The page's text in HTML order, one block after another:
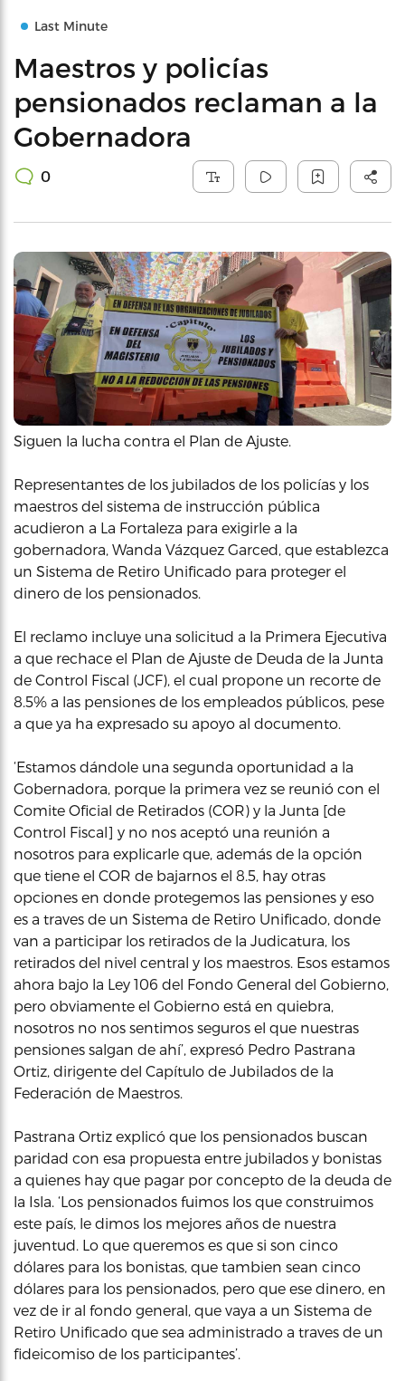
Last Minute
Maestros y policías
pensionados reclaman a la
Gobernadora
0
Siguen la lucha contra el Plan de Ajuste.
Representantes de los jubilados de los policías y los
maestros del sistema de instrucción pública
acudieron a La Fortaleza para exigirle a la
gobernadora, Wanda Vázquez Garced, que establezca
un Sistema de Retiro Unificado para proteger el
dinero de los pensionados.
El reclamo incluye una solicitud a la Primera Ejecutiva
a que rechace el Plan de Ajuste de Deuda de la Junta
de Control Fiscal (JCF), el cual propone un recorte de
8.5% a las pensiones de los empleados públicos, pese
a que ya ha expresado su apoyo al documento.
‘Estamos dándole una segunda oportunidad a la
Gobernadora, porque la primera vez se reunió con el
Comite Oficial de Retirados (COR) y la Junta [de
Control Fiscal] y no nos aceptó una reunión a
nosotros para explicarle que, además de la opción
que tiene el COR de bajarnos el 8.5, hay otras
opciones en donde protegemos las pensiones y eso
es a traves de un Sistema de Retiro Unificado, donde
van a participar los retirados de la Judicatura, los
retirados del nivel central y los maestros. Esos estamos
ahora bajo la Ley 106 del Fondo General del Gobierno,
pero obviamente el Gobierno está en quiebra,
nosotros no nos sentimos seguros el que nuestras
pensiones salgan de ahí’, expresó Pedro Pastrana
Ortiz, dirigente del Capítulo de Jubilados de la
Federación de Maestros.
Pastrana Ortiz explicó que los pensionados buscan
paridad con esa propuesta entre jubilados y bonistas
a quienes hay que pagar por concepto de la deuda de
la Isla. ‘Los pensionados fuimos los que construimos
este país, le dimos los mejores años de nuestra
juventud. Lo que queremos es que si son cinco
dólares para los bonistas, que tambien sean cinco
dólares para los pensionados, pero que ese dinero, en
vez de ir al fondo general, que vaya a un Sistema de
Retiro Unificado que sea administrado a traves de un
fideicomiso de los participantes’.